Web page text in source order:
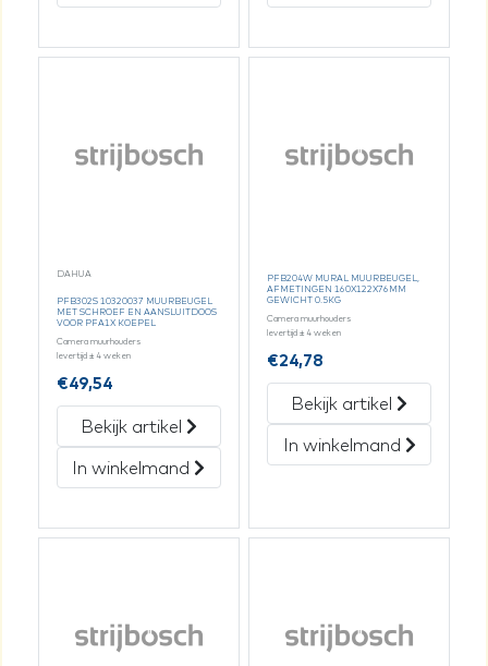
DAHUA
PFB302S 10320037 MUURBEUGEL
MET SCHROEF EN AANSLUITDOOS
VOOR PFA1X KOEPEL
Camera muurhouders
levertijd ± 4 weken
€49,54
Bekijk artikel
In winkelmand
PFB204W MURAL MUURBEUGEL,
AFMETINGEN 160X122X76MM
GEWICHT 0.5KG
Camera muurhouders
levertijd ± 4 weken
€24,78
Bekijk artikel
In winkelmand